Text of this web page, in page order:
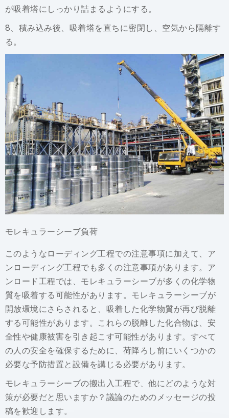
が吸着塔にしっかり詰まるようにする。
8、積み込み後、吸着塔を直ちに密閉し、空気から隔離す
る。
モレキュラーシーブ負荷
このようなローディング工程での注意事項に加えて、ア
ンローディング工程でも多くの注意事項があります。ア
ンロード工程では、モレキュラーシーブが多くの化学物
質を吸着する可能性があります。モレキュラーシーブが
開放環境にさらされると、吸着した化学物質が再び脱離
する可能性があります。これらの脱離した化合物は、安
全性や健康被害を引き起こす可能性があります。すべて
の人の安全を確保するために、荷降ろし前にいくつかの
必要な予防措置と設備を講じる必要があります。
モレキュラーシーブの搬出入工程で、他にどのような対
策が必要だと思いますか？議論のためのメッセージの投
稿を歓迎します。